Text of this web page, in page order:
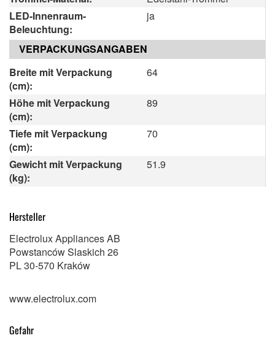
LED-Innenraum-
Beleuchtung:
ja
VERPACKUNGSANGABEN
Breite mit Verpackung
(cm):
64
Höhe mit Verpackung
(cm):
89
Tiefe mit Verpackung
(cm):
70
Gewicht mit Verpackung
(kg):
51.9
Hersteller
Electrolux Appliances AB
Powstanców Slaskich 26
PL 30-570 Kraków
www.electrolux.com
Gefahr